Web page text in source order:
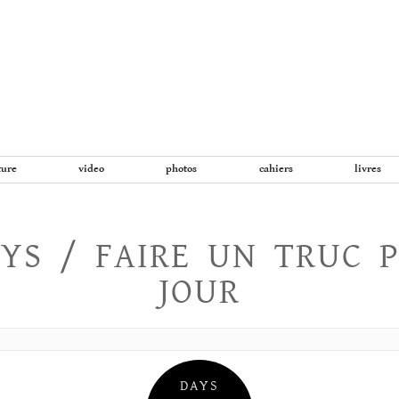
video photos cahiers livres
/ FAIRE UN TRUC
JOUR
DAYS